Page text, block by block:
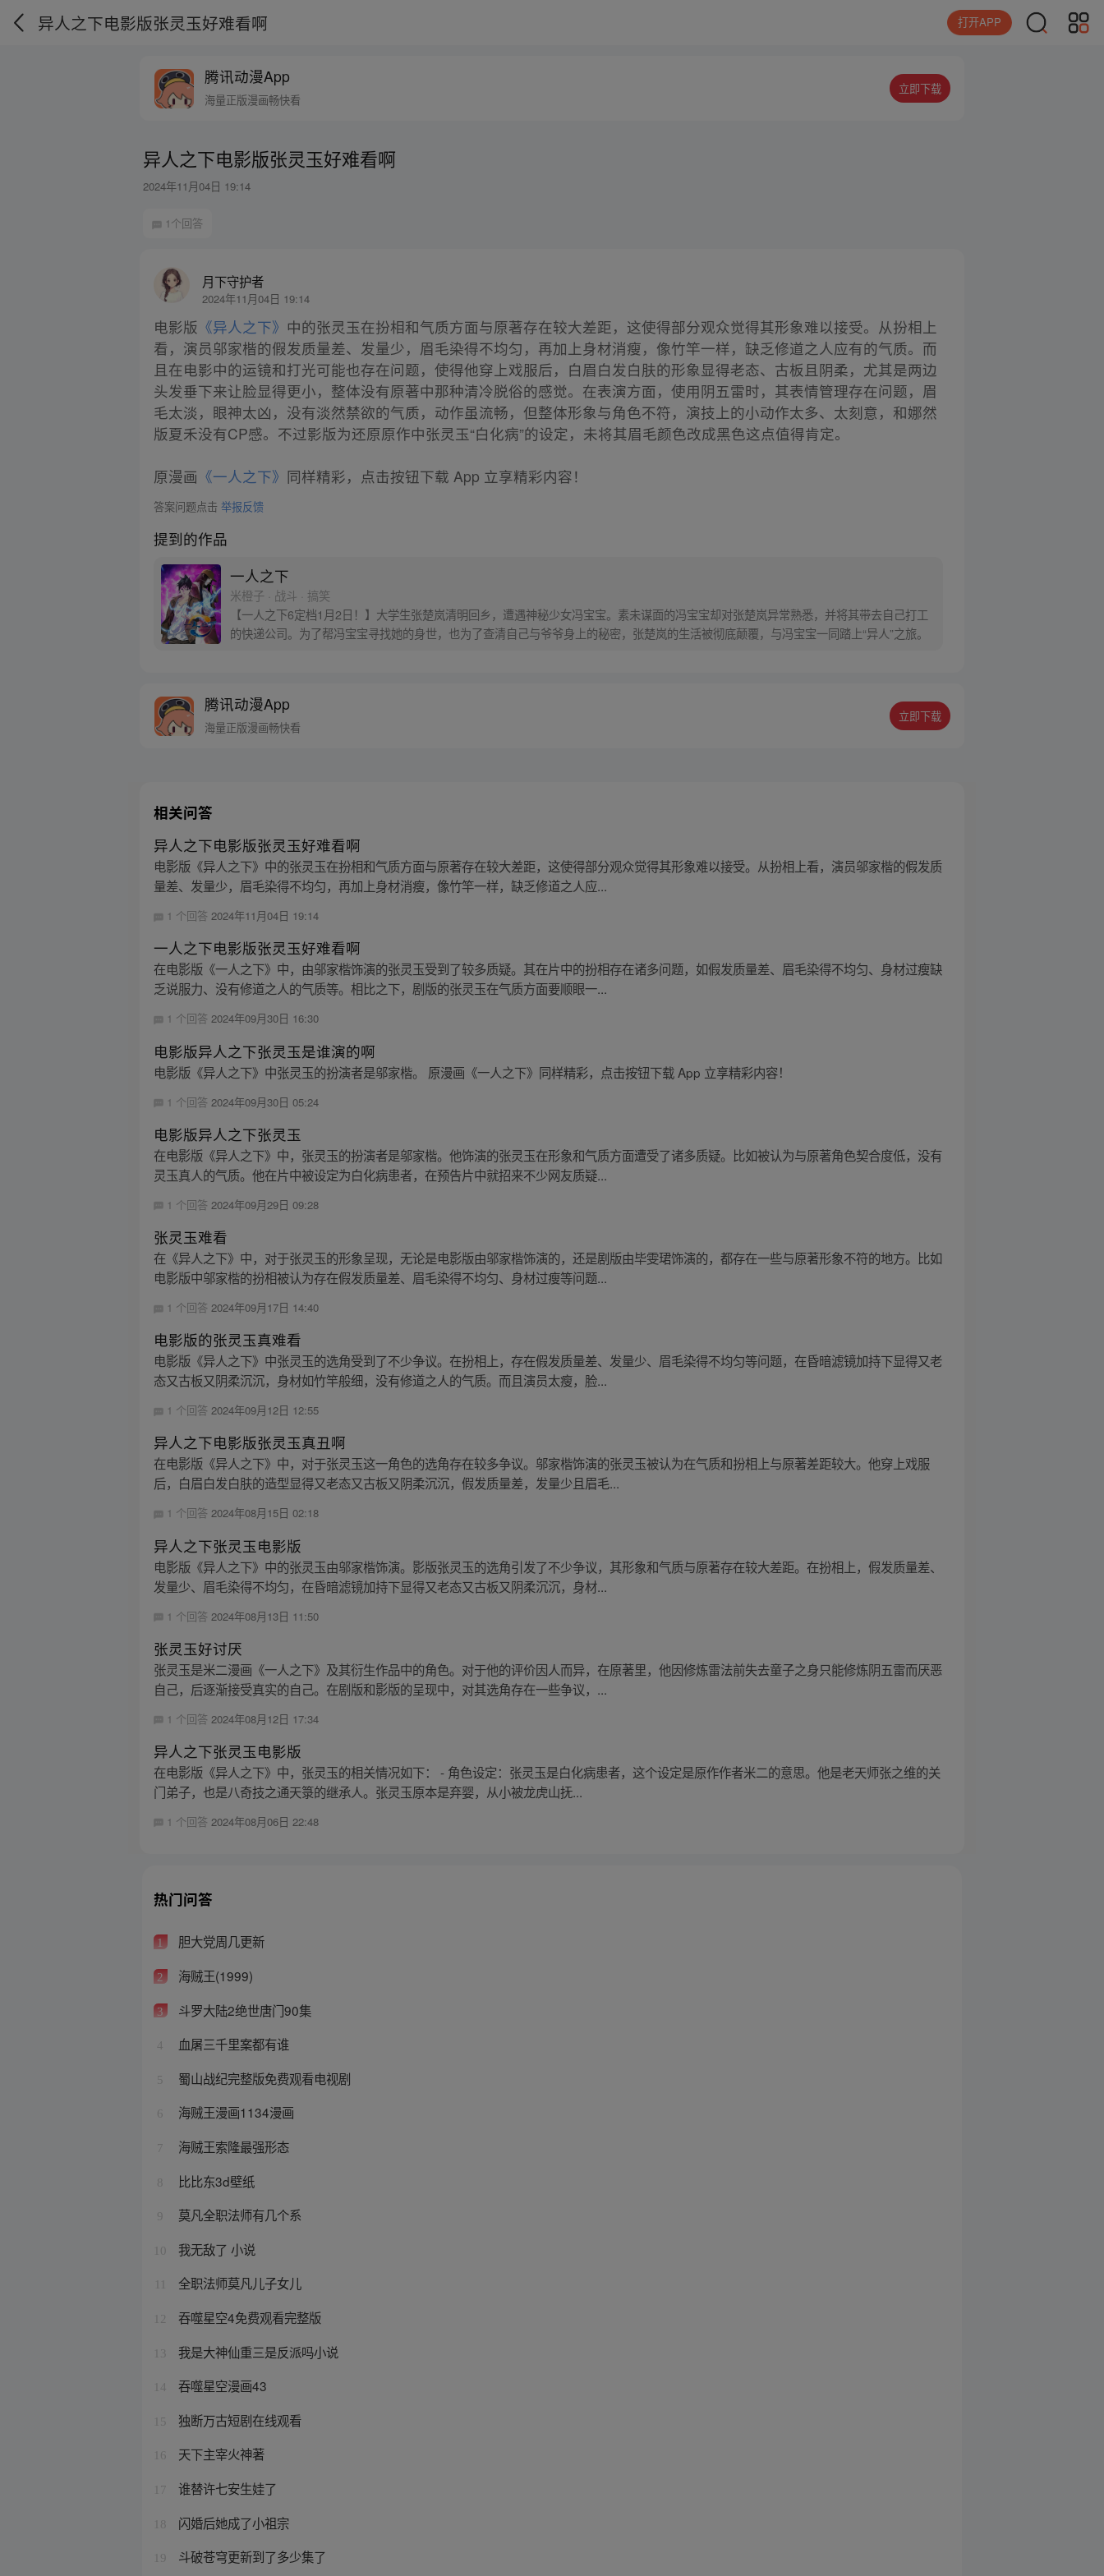
异人之下电影版张灵玉好难看啊 打开APP
腾讯动漫App
海量正版漫画畅快看
立即下载
异人之下电影版张灵玉好难看啊
2024年11月04日 19:14
1个回答
月下守护者
2024年11月04日 19:14
电影版 《异人之下》 中的张灵玉在扮相和气质方面与原著存在较大差距，这使得部分观众觉得其形象难以接受。从扮相上
看，演员邬家楷的假发质量差、发量少，眉毛染得不均匀，再加上身材消瘦，像竹竿一样，缺乏修道之人应有的气质。而
且在电影中的运镜和打光可能也存在问题，使得他穿上戏服后，白眉白发白肤的形象显得老态、古板且阴柔，尤其是两边
头发垂下来让脸显得更小，整体没有原著中那种清冷脱俗的感觉。在表演方面，使用阴五雷时，其表情管理存在问题，眉
毛太淡，眼神太凶，没有淡然禁欲的气质，动作虽流畅，但整体形象与角色不符，演技上的小动作太多、太刻意，和娜然
版夏禾没有CP感。不过影版为还原原作中张灵玉“白化病”的设定，未将其眉毛颜色改成黑色这点值得肯定。
原漫画 《一人之下》 同样精彩，点击按钮下载 App 立享精彩内容！
答案问题点击举报反馈
提到的作品
一人之下
米橙子 · 战斗 · 搞笑
【一人之下6定档1月2日！】大学生张楚岚清明回乡，遭遇神秘少女冯宝宝。素未谋面的冯宝宝却对张楚岚异常熟悉，并将其带去自己打工
的快递公司。为了帮冯宝宝寻找她的身世，也为了查清自己与爷爷身上的秘密，张楚岚的生活被彻底颠覆，与冯宝宝一同踏上“异人”之旅。
腾讯动漫App
海量正版漫画畅快看
立即下载
相关问答
异人之下电影版张灵玉好难看啊
电影版《异人之下》中的张灵玉在扮相和气质方面与原著存在较大差距，这使得部分观众觉得其形象难以接受。从扮相上看，演员邬家楷的假发质
量差、发量少，眉毛染得不均匀，再加上身材消瘦，像竹竿一样，缺乏修道之人应...
1 个回答2024年11月04日 19:14
一人之下电影版张灵玉好难看啊
在电影版《一人之下》中，由邬家楷饰演的张灵玉受到了较多质疑。其在片中的扮相存在诸多问题，如假发质量差、眉毛染得不均匀、身材过瘦缺
乏说服力、没有修道之人的气质等。相比之下，剧版的张灵玉在气质方面要顺眼一...
1 个回答2024年09月30日 16:30
电影版异人之下张灵玉是谁演的啊
电影版《异人之下》中张灵玉的扮演者是邬家楷。 原漫画《一人之下》同样精彩，点击按钮下载 App 立享精彩内容！
1 个回答 2024年09月30日 05:24
电影版异人之下张灵玉
在电影版《异人之下》中，张灵玉的扮演者是邬家楷。他饰演的张灵玉在形象和气质方面遭受了诸多质疑。比如被认为与原著角色契合度低，没有
灵玉真人的气质。他在片中被设定为白化病患者，在预告片中就招来不少网友质疑...
1 个回答 2024年09月29日 09:28
张灵玉难看
在《异人之下》中，对于张灵玉的形象呈现，无论是电影版由邬家楷饰演的，还是剧版由毕雯珺饰演的，都存在一些与原著形象不符的地方。比如
电影版中邬家楷的扮相被认为存在假发质量差、眉毛染得不均匀、身材过瘦等问题...
1 个回答2024年09月17日 14:40
电影版的张灵玉真难看
电影版《异人之下》中张灵玉的选角受到了不少争议。在扮相上，存在假发质量差、发量少、眉毛染得不均匀等问题，在昏暗滤镜加持下显得又老
态又古板又阴柔沉沉，身材如竹竿般细，没有修道之人的气质。而且演员太瘦，脸...
1 个回答2024年09月12日 12:55
异人之下电影版张灵玉真丑啊
在电影版《异人之下》中，对于张灵玉这一角色的选角存在较多争议。邬家楷饰演的张灵玉被认为在气质和扮相上与原著差距较大。他穿上戏服
后，白眉白发白肤的造型显得又老态又古板又阴柔沉沉，假发质量差，发量少且眉毛...
1 个回答2024年08月15日 02:18
异人之下张灵玉电影版
电影版《异人之下》中的张灵玉由邬家楷饰演。影版张灵玉的选角引发了不少争议，其形象和气质与原著存在较大差距。在扮相上，假发质量差、
发量少、眉毛染得不均匀，在昏暗滤镜加持下显得又老态又古板又阴柔沉沉，身材...
1 个回答 2024年08月13日 11:50
张灵玉好讨厌
张灵玉是米二漫画《一人之下》及其衍生作品中的角色。对于他的评价因人而异，在原著里，他因修炼雷法前失去童子之身只能修炼阴五雷而厌恶
自己，后逐渐接受真实的自己。在剧版和影版的呈现中，对其选角存在一些争议，...
1 个回答 2024年08月12日 17:34
异人之下张灵玉电影版
在电影版《异人之下》中，张灵玉的相关情况如下： - 角色设定：张灵玉是白化病患者，这个设定是原作作者米二的意思。他是老天师张之维的关
门弟子，也是八奇技之通天箓的继承人。张灵玉原本是弃婴，从小被龙虎山抚...
1 个回答2024年08月06日 22:48
热门问答
1 胆大党周几更新
2 海贼王(1999)
3 斗罗大陆2绝世唐门90集
4 血屠三千里案都有谁
5 蜀山战纪完整版免费观看电视剧
6 海贼王漫画1134漫画
7 海贼王索隆最强形态
8 比比东3d壁纸
9 莫凡全职法师有几个系
10 我无敌了 小说
全职法师莫凡儿子女儿
12 吞噬星空4免费观看完整版
13 我是大神仙重三是反派吗小说
14 吞噬星空漫画43
15 独断万古短剧在线观看
16 天下主宰火神著
17 谁替许七安生娃了
18 闪婚后她成了小祖宗
19 斗破苍穹更新到了多少集了